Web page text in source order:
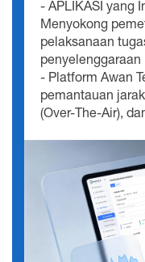
- APLIKASI yang
Menyokong
pelaksanaan
penyelenggaraan
- Platform Awan
pemantauan
(Over-The-Air),